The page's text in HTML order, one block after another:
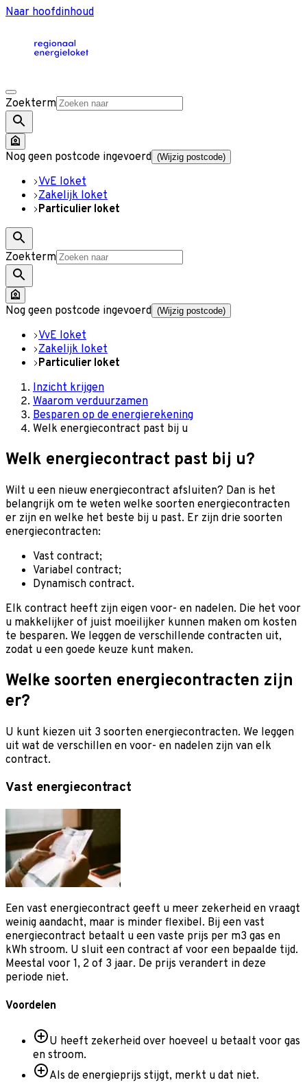
Naar hoofdinhoud
Zoekterm
Nog geen postcode ingevoerd (Wijzig postcode)
VvE loket
Zakelijk loket
Particulier loket
Zoekterm
Nog geen postcode ingevoerd (Wijzig postcode)
VvE loket
Zakelijk loket
Particulier loket
Inzicht krijgen
Waarom verduurzamen
Besparen op de energierekening
Welk energiecontract past bij u
Welk energiecontract past bij u?
Wilt u een nieuw energiecontract afsluiten? Dan is het
belangrijk om te weten welke soorten energiecontracten
er zijn en welke het beste bij u past. Er zijn drie soorten
energiecontracten:
Vast contract;
Variabel contract;
Dynamisch contract.
Elk contract heeft zijn eigen voor- en nadelen. Die het voor
u makkelijker of juist moeilijker kunnen maken om kosten
te besparen. We leggen de verschillende contracten uit,
zodat u een goede keuze kunt maken.
Welke soorten energiecontracten zijn
er?
U kunt kiezen uit 3 soorten energiecontracten. We leggen
uit wat de verschillen en voor- en nadelen zijn van elk
contract.
Vast energiecontract
Een vast energiecontract geeft u meer zekerheid en vraagt
weinig aandacht, maar is minder flexibel. Bij een vast
energiecontract betaalt u een vaste prijs per m3 gas en
kWh stroom. U sluit een contract af voor een bepaalde tijd.
Meestal voor 1, 2 of 3 jaar. De prijs verandert in deze
periode niet.
Voordelen
U heeft zekerheid over hoeveel u betaalt voor gas
en stroom.
Als de energieprijs stijgt, merkt u dat niet.